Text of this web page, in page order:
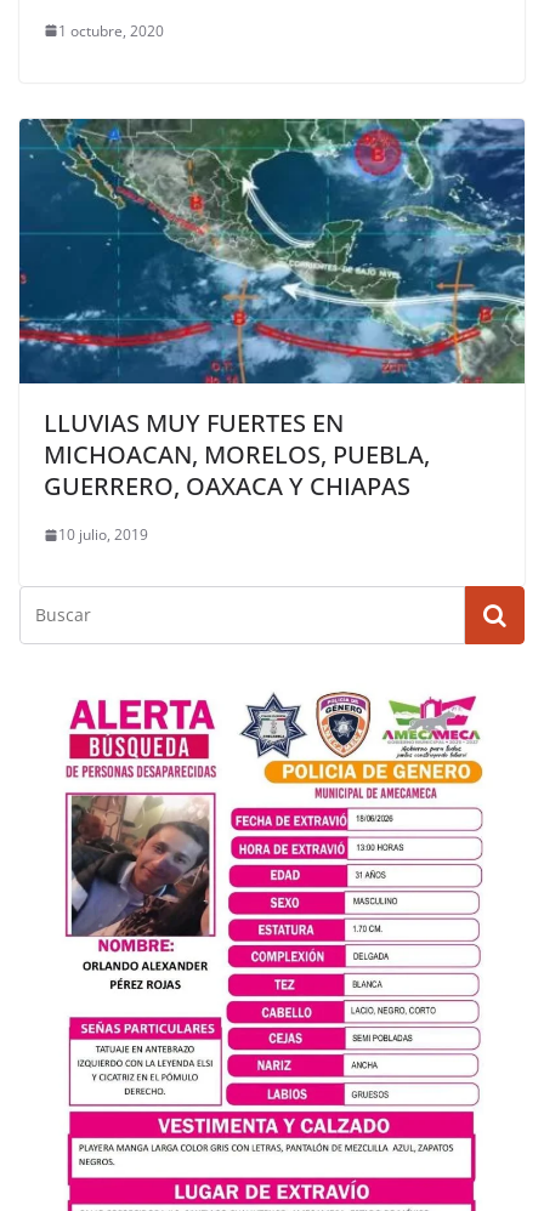
1 octubre, 2020
LLUVIAS MUY FUERTES EN
MICHOACAN, MORELOS, PUEBLA,
GUERRERO, OAXACA Y CHIAPAS
10 julio, 2019